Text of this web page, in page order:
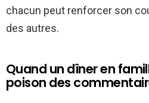
chacun peut renforcer son
des autres.
Quand un dîner en
poison des